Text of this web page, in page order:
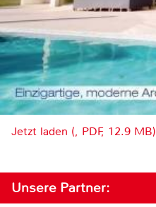
Jetzt laden (, PDF, 12.9 MB)
Unsere Partner: